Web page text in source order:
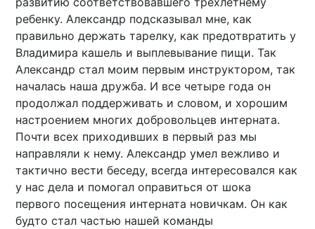
ребенку. Александр подсказывал мне, как
правильно держать тарелку, как предотвратить у
Владимира кашель и выплевывание пищи. Так
Александр стал моим первым инструктором, так
началась наша дружба. И все четыре года он
продолжал поддерживать и словом, и хорошим
настроением многих добровольцев интерната.
Почти всех приходивших в первый раз мы
направляли к нему. Александр умел вежливо и
тактично вести беседу, всегда интересовался как
у нас дела и помогал оправиться от шока
первого посещения интерната новичкам. Он как
будто стал частью нашей команды